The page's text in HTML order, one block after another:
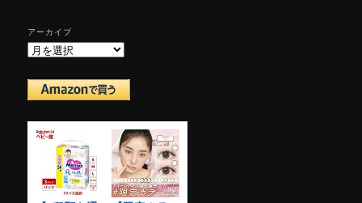
アーカイブ
ア
カ
イ